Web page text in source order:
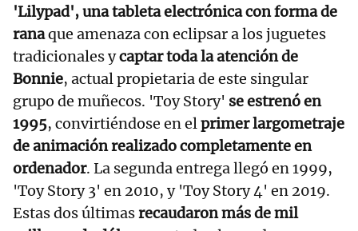
'Lilypad', una tableta electrónica con forma de
ranaque amenaza con eclipsar a los juguetes
tradicionales ycaptar toda la atención de
Bonnie, actual propietaria de este singular
grupo de muñecos. 'Toy Story' se estrenó en
1995, convirtiéndose en elprimer largometraje
de animación realizado completamente en
ordenador. La segunda entrega llegó en 1999,
'Toy Story 3' en 2010, y 'Toy Story 4' en 2019.
Estas dos últimasrecaudaron más de mil